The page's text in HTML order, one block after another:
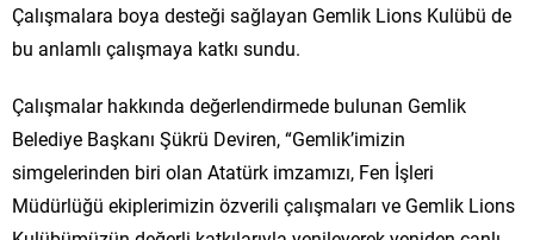
Çalışmalara boya desteği sağlayan Gemlik Lions Kulübü de
bu anlamlı çalışmaya katkı sundu.
Çalışmalar hakkında değerlendirmede bulunan Gemlik
Belediye Başkanı Şükrü Deviren, “Gemlik’imizin
simgelerinden biri olan Atatürk imzamızı, Fen İşleri
Müdürlüğü ekiplerimizin özverili çalışmaları ve Gemlik Lions